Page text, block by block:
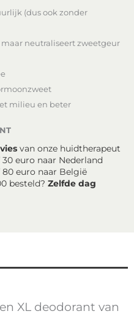
(dus ook zonder
neutraliseert zweetgeur
milieu en beter
van onze huidtherapeut
euro naar Nederland
euro naar België
besteld? Zelfde dag
XL deodorant van